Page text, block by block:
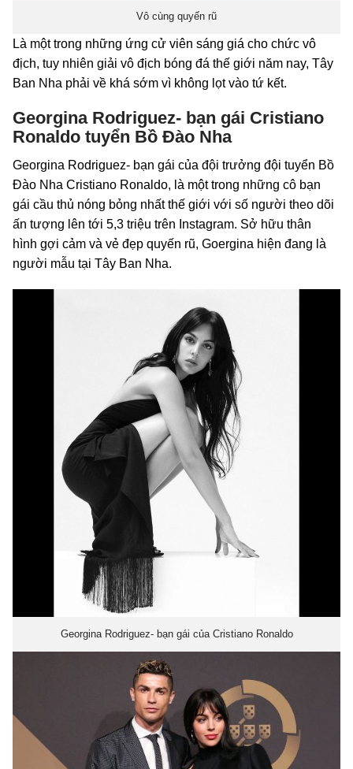
Vô cùng quyến rũ
Là một trong những ứng cử viên sáng giá cho chức vô
địch, tuy nhiên giải vô địch bóng đá thế giới năm nay, Tây
Ban Nha phải về khá sớm vì không lọt vào tứ kết.
Georgina Rodriguez- bạn gái Cristiano
Ronaldo tuyển Bồ Đào Nha
Georgina Rodriguez- bạn gái của đội trưởng đội tuyển Bồ
Đào Nha Cristiano Ronaldo, là một trong những cô bạn
gái cầu thủ nóng bỏng nhất thế giới với số người theo dõi
ấn tượng lên tới 5,3 triệu trên Instagram. Sở hữu thân
hình gợi cảm và vẻ đẹp quyến rũ, Goergina hiện đang là
người mẫu tại Tây Ban Nha.
Georgina Rodriguez- bạn gái của Cristiano Ronaldo